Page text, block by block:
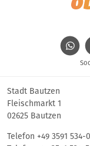
Stadt Bautzen
Fleischmarkt 1
02625 Bautzen
Telefon +49 3591 534-0